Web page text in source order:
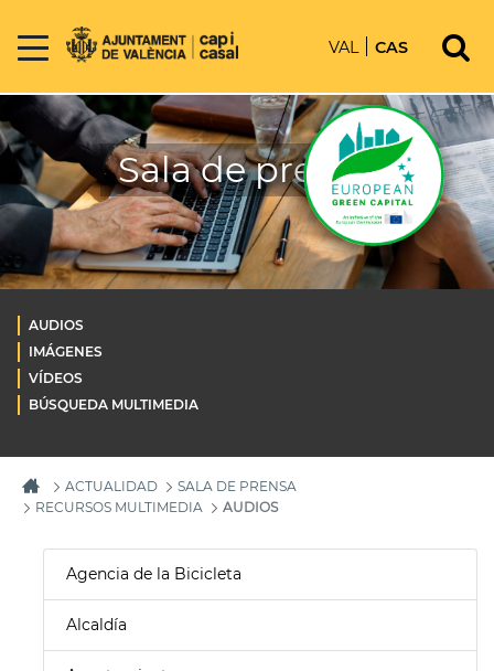
VAL CAS
Sala de prensa
AUDIOS
IMÁGENES
VÍDEOS
BÚSQUEDA MULTIMEDIA
ACTUALIDAD
SALA DE PRENSA
RECURSOS MULTIMEDIA
AUDIOS
Agencia de la Bicicleta
Alcaldía